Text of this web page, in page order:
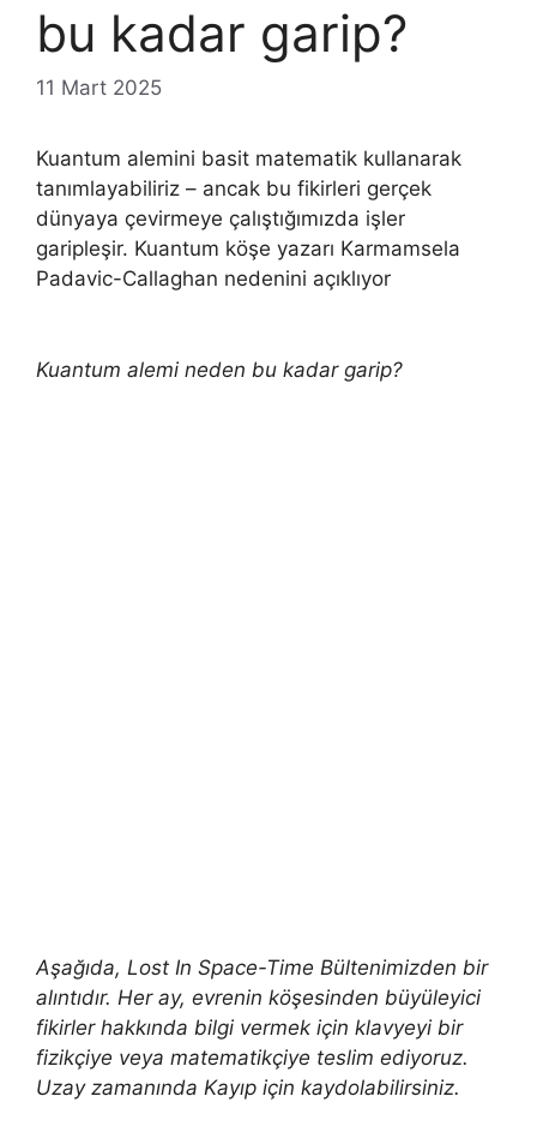
bu kadar garip?
11 Mart 2025
Kuantum alemini basit matematik kullanarak
tanımlayabiliriz – ancak bu fikirleri gerçek
dünyaya çevirmeye çalıştığımızda işler
garipleşir. Kuantum köşe yazarı Karmamsela
Padavic-Callaghan nedenini açıklıyor
Kuantum alemi neden bu kadar garip?
Aşağıda, Lost In Space-Time Bültenimizden bir
alıntıdır. Her ay, evrenin köşesinden büyüleyici
fikirler hakkında bilgi vermek için klavyeyi bir
fizikçiye veya matematikçiye teslim ediyoruz.
Uzay zamanında Kayıp için kaydolabilirsiniz.